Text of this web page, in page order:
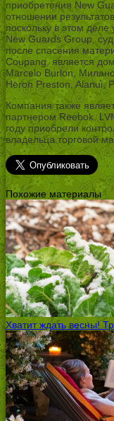
приобретения New
отношении
поскольку в этом деле
New Guards Group,
после спасения
Coupang, является
Marcelo Burlon,
Heron Preston, Alanui,
Компания также
партнером Reebok.
году приобрели
владельца торговой
Похожие материалы
Хватит ждать весны!